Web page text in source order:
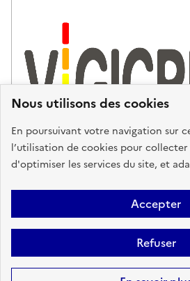
Nous utilisons des cookies
En poursuivant votre navigation sur
l’utilisation de cookies pour
d'optimiser les services du site, et
Accepter
Refuser
Plan du site Accessibilité : partiellement
Légales
Données personnelles Gestion
Sauf mention contraire, tous les contenus